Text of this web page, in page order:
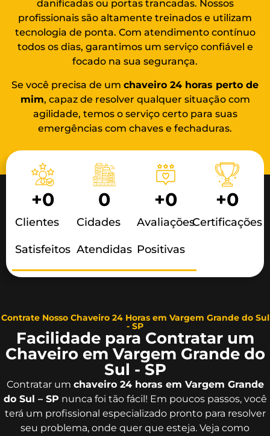
danificadas ou portas trancadas. Nossos
profissionais são altamente treinados e utilizam
tecnologia de ponta. Com atendimento contínuo
todos os dias, garantimos um serviço confiável e
focado na sua segurança.
Se você precisa de um chaveiro 24 horas perto de
mim, capaz de resolver qualquer situação com
agilidade, temos o serviço certo para suas
emergências com chaves e fechaduras.
Clientes
Satisfeitos
+0
Cidades
Atendidas
0
Avaliações
Positivas
+0
Certificações
+0
Contrate Nosso Chaveiro 24 Horas em Vargem Grande do Sul
- SP
Facilidade para Contratar um
Chaveiro em Vargem Grande do
Sul - SP
Contratar um chaveiro 24 horas em Vargem Grande
do Sul – SP nunca foi tão fácil! Em poucos passos, você
terá um profissional especializado pronto para resolver
seu problema, onde quer que esteja. Veja como